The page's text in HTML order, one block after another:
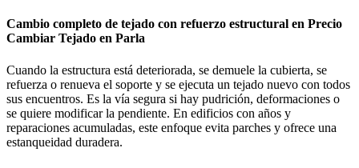
Cambio completo de tejado con refuerzo estructural en Precio
Cambiar Tejado en Parla
Cuando la estructura está deteriorada, se demuele la cubierta, se
refuerza o renueva el soporte y se ejecuta un tejado nuevo con todos
sus encuentros. Es la vía segura si hay pudrición, deformaciones o
se quiere modificar la pendiente. En edificios con años y
reparaciones acumuladas, este enfoque evita parches y ofrece una
estanqueidad duradera.